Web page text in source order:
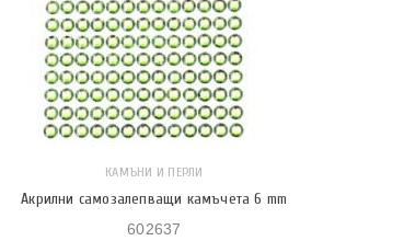
КАМЪНИ И ПЕРЛИ
Акрилни самозалепващи камъчета 6 mm
602637